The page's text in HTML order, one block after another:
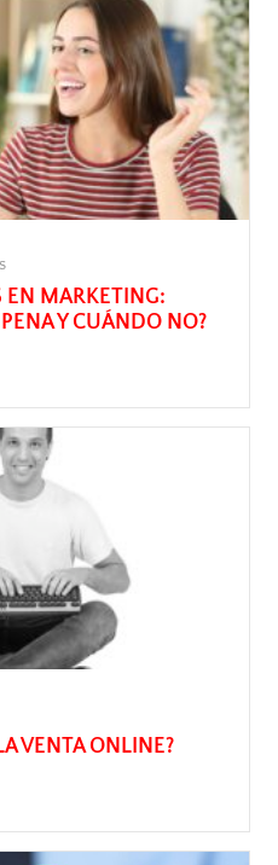
EN MARKETING:
Y CUÁNDO NO?
VENTA ONLINE?